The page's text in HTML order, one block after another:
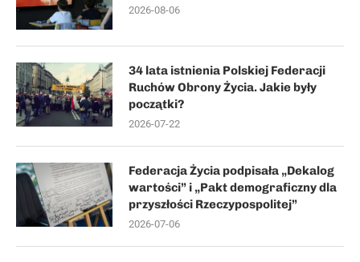
2026-08-06
34 lata istnienia Polskiej Federacji
Ruchów Obrony Życia. Jakie były
początki?
2026-07-22
Federacja Życia podpisała „Dekalog
wartości” i „Pakt demograficzny dla
przyszłości Rzeczypospolitej”
2026-07-06